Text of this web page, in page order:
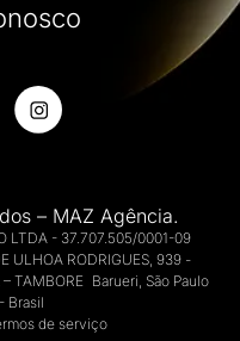
– MAZ Agência.
LTDA - 37.707.505/0001-09
ULHOA RODRIGUES, 939 -
TAMBORE Barueri, São Paulo
Brasil
de serviço